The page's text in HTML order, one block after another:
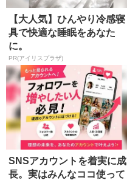
【大人気】ひんやり冷感寝
具で快適な睡眠をあなた
に。
PR(アイリスプラザ)
SNSアカウントを着実に成
長。実はみんなココ使って